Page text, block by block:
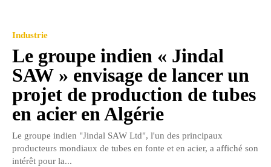
Industrie
Le groupe indien « Jindal
SAW » envisage de lancer un
projet de production de tubes
en acier en Algérie
Le groupe indien "Jindal SAW Ltd", l'un des principaux
producteurs mondiaux de tubes en fonte et en acier, a affiché son
intérêt pour la...